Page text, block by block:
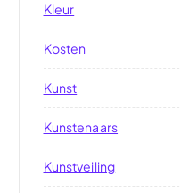
Kleur
Kosten
Kunst
Kunstenaars
Kunstveiling